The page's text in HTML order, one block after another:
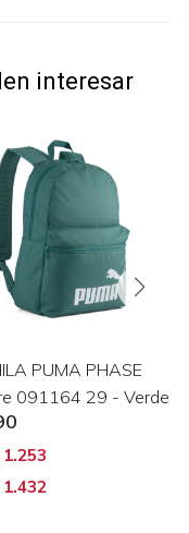
interesar
PUMA PHASE
091164 29 - Verde
1.253
1.432